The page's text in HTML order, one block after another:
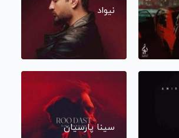
نیواد
سینا پارسیان